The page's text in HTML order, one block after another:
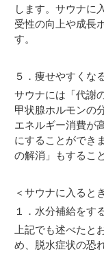
します。サウナに
受性の向上や成長
す。
５．痩せやすくな
サウナには「代謝
甲状腺ホルモンの
エネルギー消費が
にすることができ
の解消」もするこ
＜サウナに入ると
１．水分補給をす
上記でも述べたと
め、脱水症状の恐